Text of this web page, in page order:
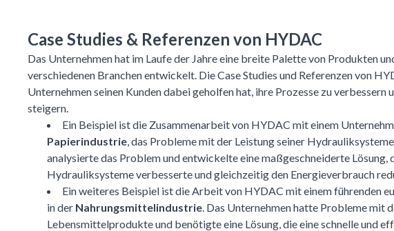
Case Studies & Referenzen von HYDAC
Das Unternehmen hat im Laufe der Jahre eine breite Palette von Produkten
verschiedenen Branchen entwickelt. Die Case Studies und Referenzen von
Unternehmen seinen Kunden dabei geholfen hat, ihre Prozesse zu verbessern
steigern.
Ein Beispiel ist die Zusammenarbeit von HYDAC mit einem
Papierindustrie, das Probleme mit der Leistung seiner
analysierte das Problem und entwickelte eine maßgeschneiderte Lösung,
Hydrauliksysteme verbesserte und gleichzeitig den Energieverbrauch
Ein weiteres Beispiel ist die Arbeit von HYDAC mit einem führenden
in der Nahrungsmittelindustrie. Das Unternehmen hatte Probleme mit
Lebensmittelprodukte und benötigte eine Lösung, die eine schnelle und